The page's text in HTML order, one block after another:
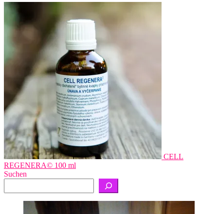
CELL
REGENERA© 100 ml
Suchen